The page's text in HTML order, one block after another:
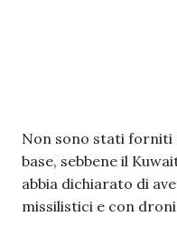
Non sono stati forniti
base, sebbene il
abbia dichiarato di
missilistici e con